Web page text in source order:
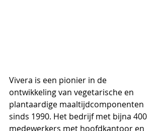
Vivera is een pionier in de
ontwikkeling van vegetarische en
plantaardige maaltijdcomponenten
sinds 1990. Het bedrijf met bijna 400
medewerkers met hoofdkantoor en